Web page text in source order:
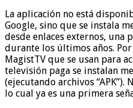
La aplicación no está
Google, sino que se instala
desde enlaces externos, una
durante los últimos años.
MagistTV que se usan para
televisión paga se instalan
(ejecutando archivos “APK”).
lo cual ya es una primera